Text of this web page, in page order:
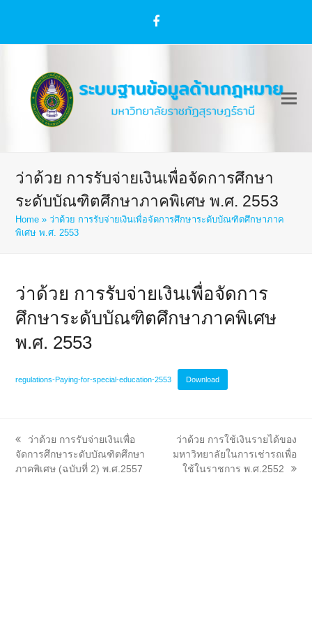
Facebook
ว่าด้วย การรับจ่ายเงินเพื่อจัดการศึกษา
ระดับบัณฑิตศึกษาภาคพิเศษ พ.ศ. 2553
Home »ว่าด้วย การรับจ่ายเงินเพื่อจัดการศึกษาระดับบัณฑิตศึกษาภาค
พิเศษ พ.ศ. 2553
ว่าด้วย การรับจ่ายเงินเพื่อจัดการ
ศึกษาระดับบัณฑิตศึกษาภาคพิเศษ
พ.ศ. 2553
regulations-Paying-for-special-education-2553 Download
previous
post:
ว่าด้วย การรับจ่ายเงินเพื่อ
จัดการศึกษาระดับบัณฑิตศึกษา
ภาคพิเศษ (ฉบับที่ 2) พ.ศ.2557
next
post:
ว่าด้วย การใช้เงินรายได้ของ
มหาวิทยาลัยในการเช่ารถเพื่อ
ใช้ในราชการ พ.ศ.2552